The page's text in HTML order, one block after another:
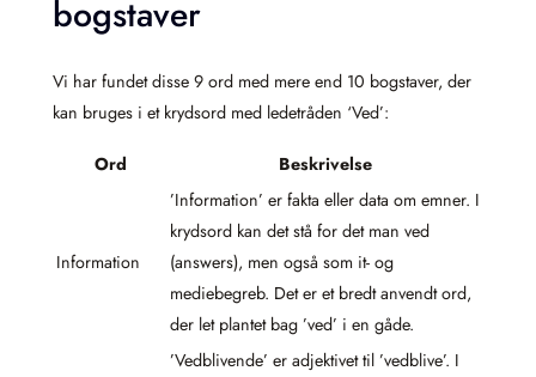
bogstaver
Vi har fundet disse 9 ord med mere end 10 bogstaver, der
kan bruges i et krydsord med ledetråden ‘Ved’:
Ord Beskrivelse
Information
’Information’ er fakta eller data om emner. I
krydsord kan det stå for det man ved
(answers), men også som it- og
mediebegreb. Det er et bredt anvendt ord,
der let plantet bag ’ved’ i en gåde.
’Vedblivende’ er adjektivet til ’vedblive’. I